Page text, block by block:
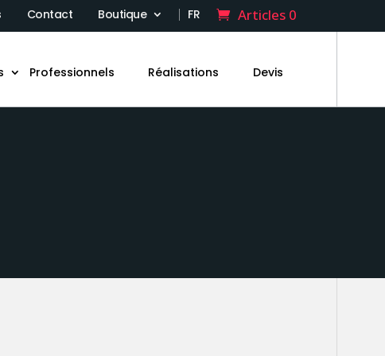
Contact Boutique FR Articles 0
Professionnels Réalisations Devis